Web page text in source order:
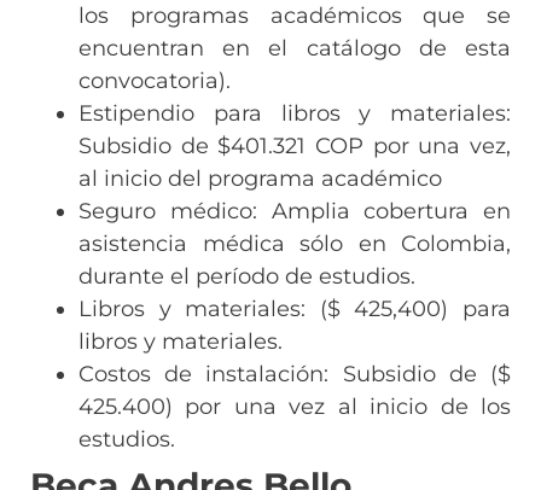
los programas académicos que se
encuentran en el catálogo de esta
convocatoria).
Estipendio para libros y materiales:
Subsidio de $401.321 COP por una vez,
al inicio del programa académico
Seguro médico: Amplia cobertura en
asistencia médica sólo en Colombia,
durante el período de estudios.
Libros y materiales: ($ 425,400) para
libros y materiales.
Costos de instalación: Subsidio de ($
425.400) por una vez al inicio de los
estudios.